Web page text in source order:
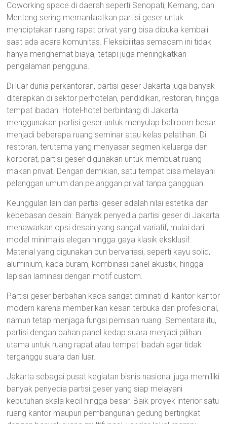
Coworking space di daerah seperti Senopati, Kemang, dan
Menteng sering memanfaatkan partisi geser untuk
menciptakan ruang rapat privat yang bisa dibuka kembali
saat ada acara komunitas. Fleksibilitas semacam ini tidak
hanya menghemat biaya, tetapi juga meningkatkan
pengalaman pengguna.
Di luar dunia perkantoran, partisi geser Jakarta juga banyak
diterapkan di sektor perhotelan, pendidikan, restoran, hingga
tempat ibadah. Hotel-hotel berbintang di Jakarta
menggunakan partisi geser untuk menyulap ballroom besar
menjadi beberapa ruang seminar atau kelas pelatihan. Di
restoran, terutama yang menyasar segmen keluarga dan
korporat, partisi geser digunakan untuk membuat ruang
makan privat. Dengan demikian, satu tempat bisa melayani
pelanggan umum dan pelanggan privat tanpa gangguan.
Keunggulan lain dari partisi geser adalah nilai estetika dan
kebebasan desain. Banyak penyedia partisi geser di Jakarta
menawarkan opsi desain yang sangat variatif, mulai dari
model minimalis elegan hingga gaya klasik eksklusif.
Material yang digunakan pun bervariasi, seperti kayu solid,
aluminium, kaca buram, kombinasi panel akustik, hingga
lapisan laminasi dengan motif custom.
Partisi geser berbahan kaca sangat diminati di kantor-kantor
modern karena memberikan kesan terbuka dan profesional,
namun tetap menjaga fungsi pemisah ruang. Sementara itu,
partisi dengan bahan panel kedap suara menjadi pilihan
utama untuk ruang rapat atau tempat ibadah agar tidak
terganggu suara dari luar.
Jakarta sebagai pusat kegiatan bisnis nasional juga memiliki
banyak penyedia partisi geser yang siap melayani
kebutuhan skala kecil hingga besar. Baik proyek interior satu
ruang kantor maupun pembangunan gedung bertingkat